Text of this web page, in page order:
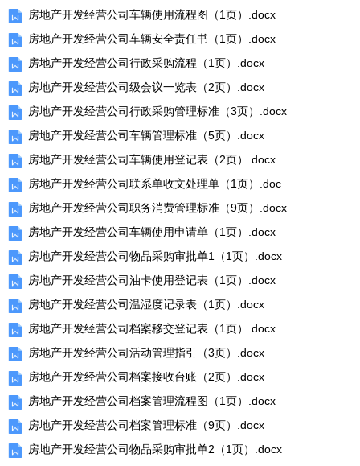
房地产开发经营公司车辆使用流程图（1页）.docx
房地产开发经营公司车辆安全责任书（1页）.docx
房地产开发经营公司行政采购流程（1页）.docx
房地产开发经营公司级会议一览表（2页）.docx
房地产开发经营公司行政采购管理标准（3页）.docx
房地产开发经营公司车辆管理标准（5页）.docx
房地产开发经营公司车辆使用登记表（2页）.docx
房地产开发经营公司联系单收文处理单（1页）.doc
房地产开发经营公司职务消费管理标准（9页）.docx
房地产开发经营公司车辆使用申请单（1页）.docx
房地产开发经营公司物品采购审批单1（1页）.docx
房地产开发经营公司油卡使用登记表（1页）.docx
房地产开发经营公司温湿度记录表（1页）.docx
房地产开发经营公司档案移交登记表（1页）.docx
房地产开发经营公司活动管理指引（3页）.docx
房地产开发经营公司档案接收台账（2页）.docx
房地产开发经营公司档案管理流程图（1页）.docx
房地产开发经营公司档案管理标准（9页）.docx
房地产开发经营公司物品采购审批单2（1页）.docx